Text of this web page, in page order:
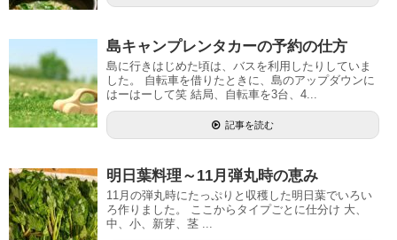
島キャンプレンタカーの予約の仕方
島に行きはじめた頃は、バスを利用したりしていま
した。 自転車を借りたときに、島のアップダウンに
はーはーして笑 結局、自転車を3台、4...
記事を読む
明日葉料理～11月弾丸時の恵み
11月の弾丸時にたっぷりと収穫した明日葉でいろい
ろ作りました。 ここからタイプごとに仕分け 大、
中、小、新芽、茎 ...